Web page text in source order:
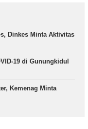
Dinkes Minta Aktivitas
19 di Gunungkidul
Kemenag Minta